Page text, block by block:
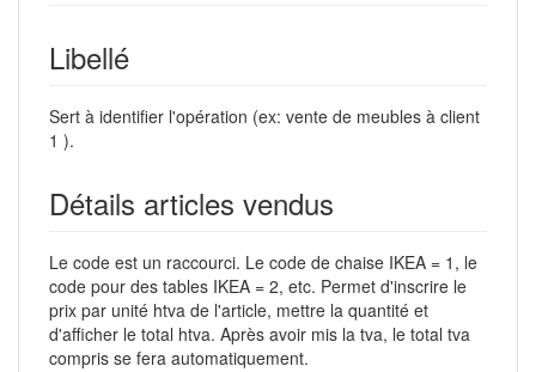
Libellé
Sert à identifier l'opération (ex: vente de meubles à client
1 ).
Détails articles vendus
Le code est un raccourci. Le code de chaise IKEA = 1, le
code pour des tables IKEA = 2, etc. Permet d'inscrire le
prix par unité htva de l'article, mettre la quantité et
d'afficher le total htva. Après avoir mis la tva, le total tva
compris se fera automatiquement.